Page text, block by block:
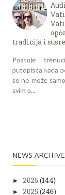
tradicija i
Postoje
putopisca kada
se ne može
svim o...
NEWS ARCHIVE
► 2026 (144)
► 2025 (246)